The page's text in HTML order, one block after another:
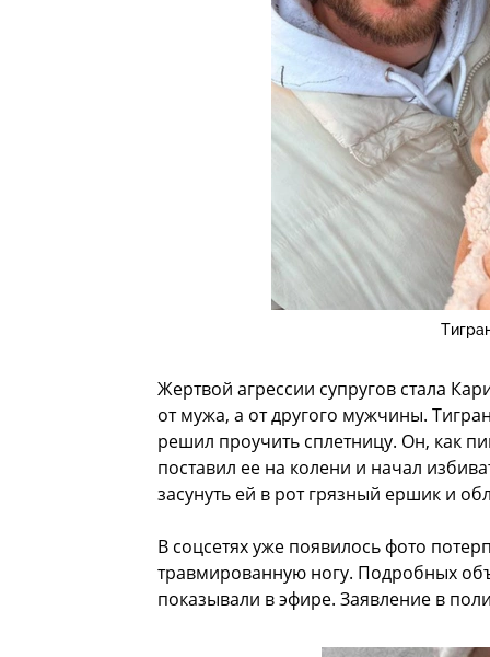
Жертвой агрессии супругов стала
от мужа, а от другого мужчины.
решил проучить сплетницу. Он, как
поставил ее на колени и начал
засунуть ей в рот грязный ершик и
В соцсетях уже появилось фото
травмированную ногу. Подробных
показывали в эфире. Заявление в